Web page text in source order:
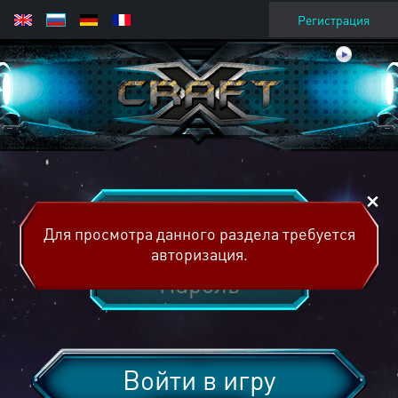
Регистрация
Войти в игру
Для просмотра данного раздела требуется
авторизация.